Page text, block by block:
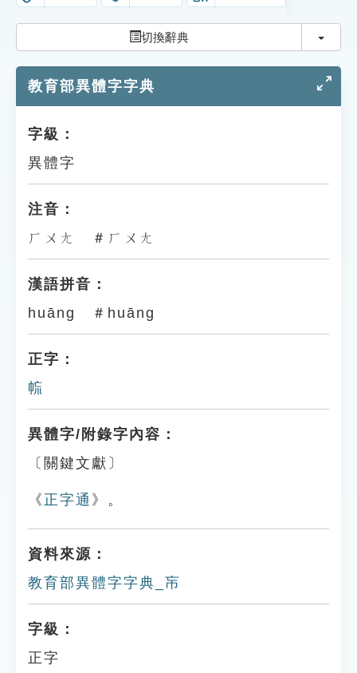
遊戲專區
教學應用
貓頭鷹博士
切換辭典 切換
教育部異體字字典
字級：
異體字
注音：
ㄏㄨㄤ ＃ㄏㄨㄤ
漢語拼音：
huāng ＃huāng
正字：
㡆
異體字/附錄字內容：
〔關鍵文獻〕
《 正字通 》。
資料來源：
教育部異體字字典_㠵
字級：
正字